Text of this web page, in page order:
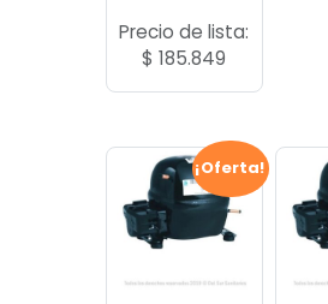
Precio de lista:
$ 185.849
¡Oferta!